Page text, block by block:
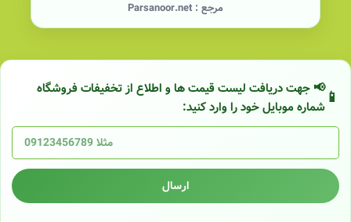
مرجع : Parsanoor.net
📢 جهت دریافت لیست قیمت ها و اطلاع از تخفیفات فروشگاه
شماره موبایل خود را وارد کنید:
ارسال